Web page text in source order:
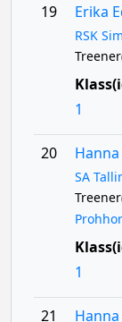
19 Erika
RSK
1
20
SA
1
21